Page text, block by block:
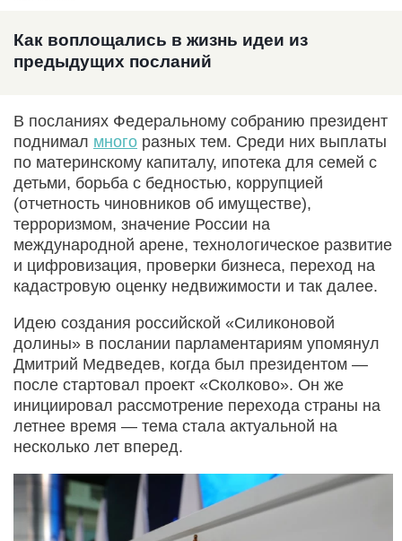
Как воплощались в жизнь идеи из
предыдущих посланий
В посланиях Федеральному собранию президент
поднимал много разных тем. Среди них выплаты
по материнскому капиталу, ипотека для семей с
детьми, борьба с бедностью, коррупцией
(отчетность чиновников об имуществе),
терроризмом, значение России на
международной арене, технологическое развитие
и цифровизация, проверки бизнеса, переход на
кадастровую оценку недвижимости и так далее.
Идею создания российской «Силиконовой
долины» в послании парламентариям упомянул
Дмитрий Медведев, когда был президентом —
после стартовал проект «Сколково». Он же
инициировал рассмотрение перехода страны на
летнее время — тема стала актуальной на
несколько лет вперед.